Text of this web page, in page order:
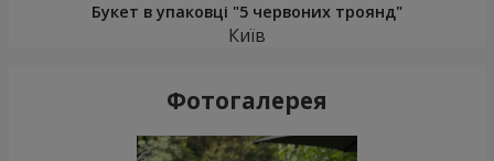
Букет в упаковці "5 червоних троянд"
Київ
Фотогалерея